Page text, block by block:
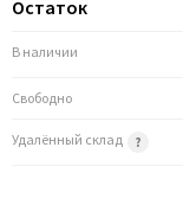
Остаток
В наличии
Свободно
Удалённый склад